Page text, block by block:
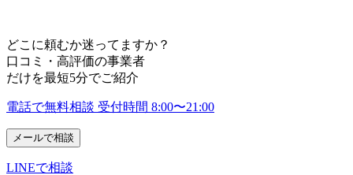
どこに頼むか迷ってますか？
口コミ・高評価の事業者
だけを最短5分でご紹介
電話で無料相談 受付時間 8:00〜21:00
メールで相談
LINEで相談